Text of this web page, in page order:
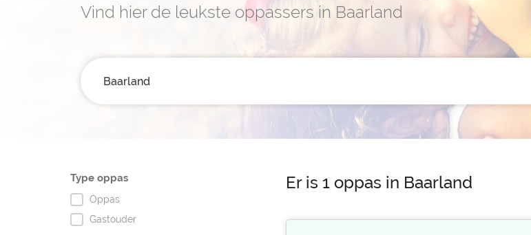
Vind hier de leukste oppassers in Baarland
Type oppas
Oppas
Gastouder
Er is 1 oppas in Baarland